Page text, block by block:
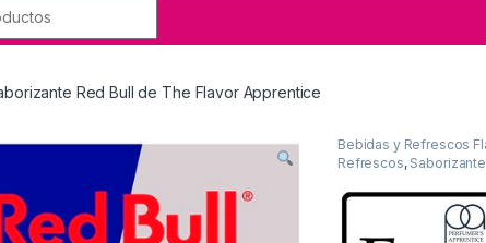
Red Bull de The Flavor Apprentice
Bebidas y Refrescos
Refrescos,